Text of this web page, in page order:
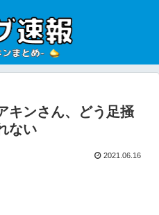
キンさん、どう足掻
ない
2021.06.16